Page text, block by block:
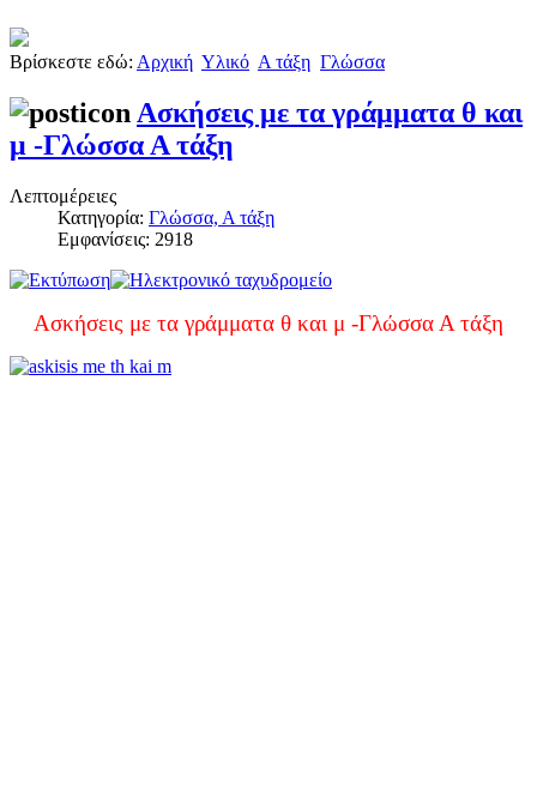
Βρίσκεστε εδώ: Αρχική Υλικό Α τάξη Γλώσσα
Ασκήσεις με τα γράμματα θ και
μ -Γλώσσα Α τάξη
Λεπτομέρειες
Κατηγορία: Γλώσσα, Α τάξη
Εμφανίσεις: 2918
Ασκήσεις με τα γράμματα θ και μ -Γλώσσα Α τάξη